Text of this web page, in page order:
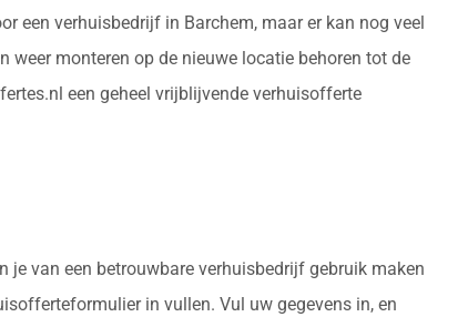
een verhuisbedrijf in Barchem, maar er kan nog veel
weer monteren op de nieuwe locatie behoren tot de
een geheel vrijblijvende verhuisofferte
je van een betrouwbare verhuisbedrijf gebruik maken
in vullen. Vul uw gegevens in, en